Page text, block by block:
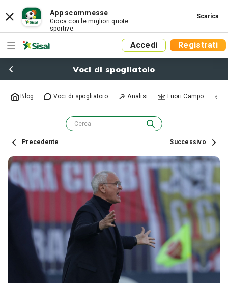
App scommesse
Gioca con le migliori quote
sportive.
Scarica
Accedi Registrati
Voci di spogliatoio
Blog Voci di spogliatoio Analisi Fuori Campo
Precedente Successivo